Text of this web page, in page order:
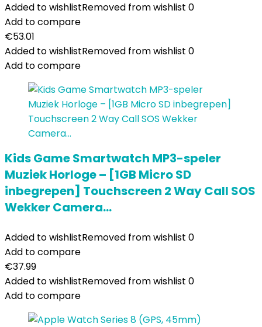
Added to wishlistRemoved from wishlist 0
Add to compare
€53.01
Added to wishlistRemoved from wishlist 0
Add to compare
Kids Game Smartwatch MP3-speler
Muziek Horloge – [1GB Micro SD
inbegrepen] Touchscreen 2 Way Call SOS
Wekker Camera…
Added to wishlistRemoved from wishlist 0
Add to compare
€37.99
Added to wishlistRemoved from wishlist 0
Add to compare